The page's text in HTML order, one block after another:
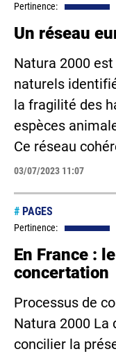
Pertinence:
Un réseau
Natura 2000
naturels
la fragilité des
espèces
Ce réseau
03/07/2023 11:07
# PAGES
Pertinence:
En France :
concertation
Processus de
Natura 2000 La
concilier la